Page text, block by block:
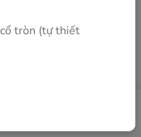
tròn (tự thiết